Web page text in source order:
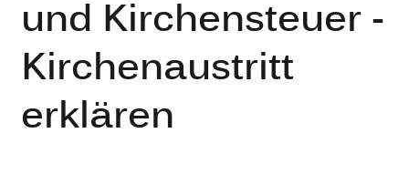
und Kirchensteuer -
Kirchenaustritt
erklären